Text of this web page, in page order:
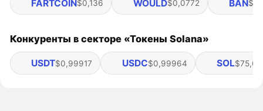
FARTCOIN$0,136 WOULD$0,0772 BAN
Конкуренты в секторе «Токены Solana»
USDT$0,99917 USDC$0,99964 SOL$75,69